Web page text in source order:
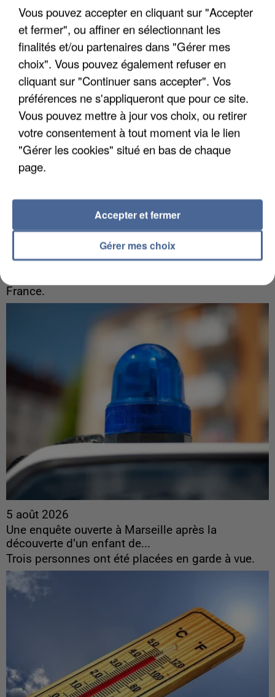
Son corps a été retrouvé à cinq kilomètres de là.
5 août 2026
L’un des fondateurs supposés de la DZ Mafia
interpellé en Algérie
France.
5 août 2026
Une enquête ouverte à Marseille après la
découverte d’un enfant de...
Trois personnes ont été placées en garde à vue.
Vous pouvez accepter en cliquant sur "Accepter
et fermer", ou affiner en sélectionnant les
finalités et/ou partenaires dans "Gérer mes
choix". Vous pouvez également refuser en
cliquant sur "Continuer sans accepter". Vos
préférences ne s'appliqueront que pour ce site.
Vous pouvez mettre à jour vos choix, ou retirer
votre consentement à tout moment via le lien
"Gérer les cookies" situé en bas de chaque
page.
Gérer mes choix
Accepter et fermer